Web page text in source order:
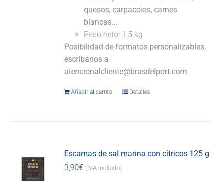
quesos, carpaccios, carnes
blancas...
Peso neto: 1,5 kg
Posibilidad de formatos personalizables,
escríbanos a
atencionalcliente@brasdelport.com
Añadir al carrito Detalles
Escamas de sal marina con cítricos 125 g
3,90€ (IVA incluido)